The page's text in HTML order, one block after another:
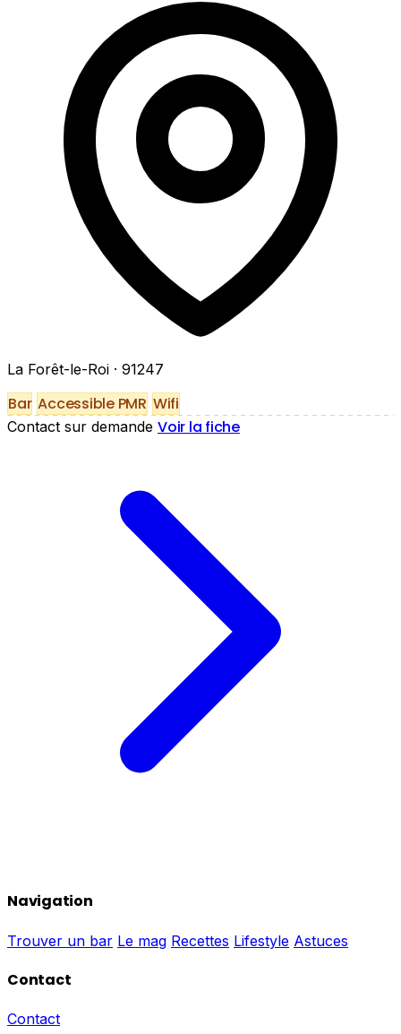
La Forêt-le-Roi · 91247
Bar Accessible PMR Wifi
Contact sur demande Voir la fiche
Navigation
Trouver un bar Le mag Recettes Lifestyle Astuces
Contact
Contact